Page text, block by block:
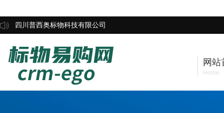
四川普西奥标物科技有限公司
网站
Home